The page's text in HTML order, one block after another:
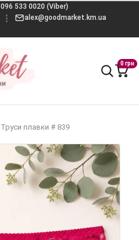
096 533 0020 (Viber)
alex@goodmarket.km.ua
0 грн
Труси плавки # 839